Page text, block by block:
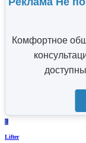
Комфортное
L
Lifter